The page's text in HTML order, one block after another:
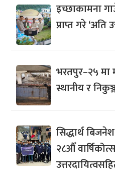
इच्छाकामना
प्राप्त गरे ‘अति
भरतपुर–२५ मा
स्थानीय र
सिद्धार्थ
२८औँ